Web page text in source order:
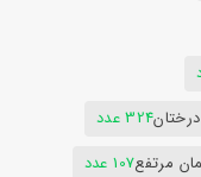
324 عدد
مرتفع107 عدد